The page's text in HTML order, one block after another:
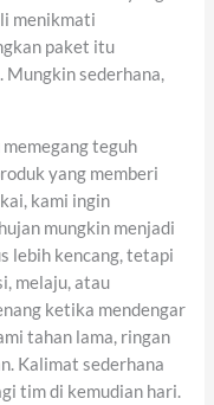
menikmati
paket itu
Mungkin sederhana,
teguh
yang memberi
kami ingin
mungkin menjadi
lebih kencang, tetapi
melaju, atau
ketika mendengar
tahan lama, ringan
Kalimat sederhana
tim di kemudian hari.